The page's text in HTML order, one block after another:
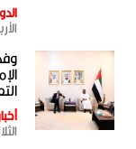
الثلاثاء،